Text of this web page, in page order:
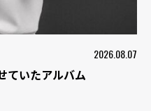
2026.08.07
ていたアルバム